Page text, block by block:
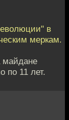
в
меркам.
майдане
по 11 лет.